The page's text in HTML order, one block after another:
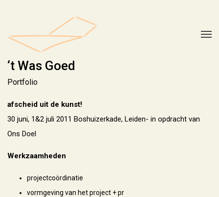
‘t Was Goed
Portfolio
afscheid uit de kunst!
30 juni, 1&2 juli 2011 Boshuizerkade, Leiden- in opdracht van
Ons Doel
Werkzaamheden
projectcoördinatie
vormgeving van het project + pr